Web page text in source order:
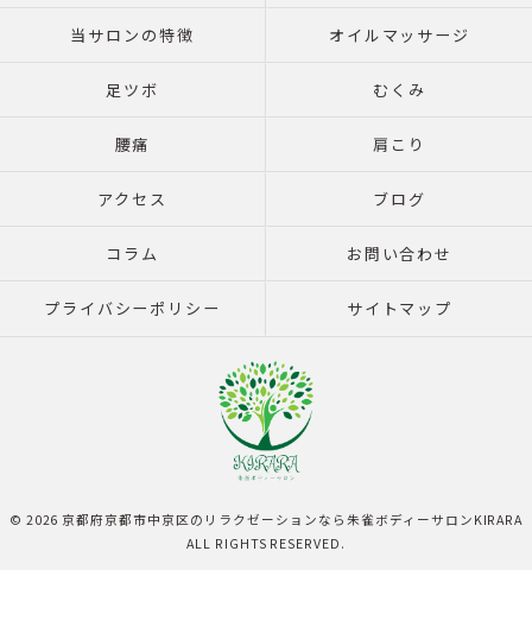
当サロンの特徴 オイルマッサージ
足ツボ むくみ
腰痛 肩こり
アクセス ブログ
コラム お問い合わせ
プライバシーポリシー サイトマップ
© 2026 京都府京都市中京区のリラクゼーションなら朱雀ボディーサロンKIRARA
ALL RIGHTS RESERVED.